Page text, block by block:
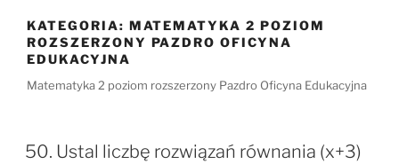
KATEGORIA: MATEMATYKA 2 POZIOM
ROZSZERZONY PAZDRO OFICYNA
EDUKACYJNA
Matematyka 2 poziom rozszerzony Pazdro Oficyna Edukacyjna
50. Ustal liczbę rozwiązań równania (x+3)